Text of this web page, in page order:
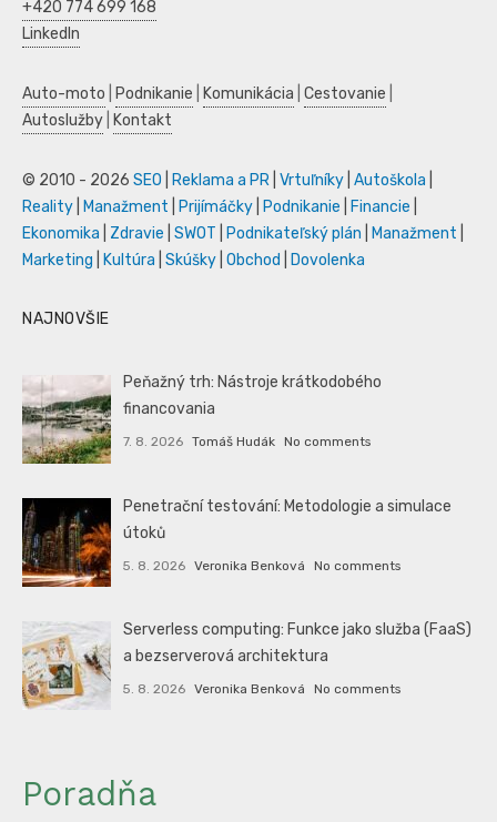
+420 774 699 168
LinkedIn
Auto-moto Podnikanie Komunikácia Cestovanie
Autoslužby
Kontakt
© 2010 - 2026 SEO Reklama a PR Vrtuľníky Autoškola
Reality
Manažment Prijímáčky Podnikanie Financie
Ekonomika
Zdravie SWOT Podnikateľský plán Manažment
Marketing
Kultúra Skúšky Obchod Dovolenka
NAJNOVŠIE
Peňažný trh: Nástroje krátkodobého
financovania
7. 8. 2026 Tomáš Hudák No comments
Penetrační testování: Metodologie a simulace
útoků
5. 8. 2026 Veronika Benková No comments
Serverless computing: Funkce jako služba (FaaS)
a bezserverová architektura
5. 8. 2026 Veronika Benková No comments
Poradňa